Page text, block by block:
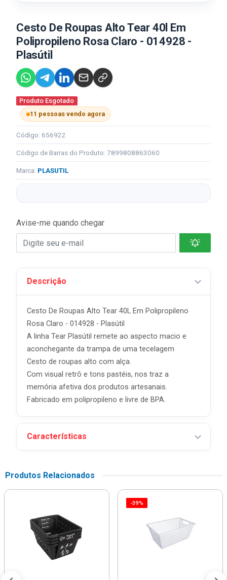
Cesto De Roupas Alto Tear 40l Em
Polipropileno Rosa Claro - 014928 -
Plasútil
Produto Esgotado
11 pessoas vendo agora
Código: 656922
Código de Barras do Produto: 7899808863060
Marca: PLASUTIL
Avise-me quando chegar
Descrição
Cesto De Roupas Alto Tear 40L Em Polipropileno
Rosa Claro - 014928 - Plasútil
A linha Tear Plasútil remete ao aspecto macio e
aconchegante da trampa de uma tecelagem
Cesto de roupas alto com alça.
Com visual retrô e tons pastéis, nos traz a
memória afetiva dos produtos artesanais.
Fabricado em polipropileno e livre de BPA.
Características
Produtos Relacionados
-39%